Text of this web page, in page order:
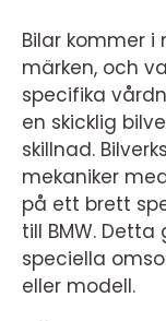
Bilar kommer
märken, och
specifika
en skicklig
skillnad.
mekaniker
på ett brett
till BMW.
speciella
eller modell.